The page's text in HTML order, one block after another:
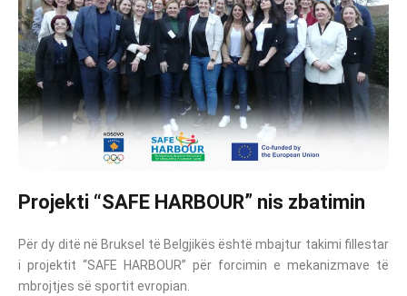
Projekti “SAFE HARBOUR” nis zbatimin
Për dy ditë në Bruksel të Belgjikës është mbajtur takimi fillestar
i projektit “SAFE HARBOUR” për forcimin e mekanizmave të
mbrojtjes së sportit evropian.